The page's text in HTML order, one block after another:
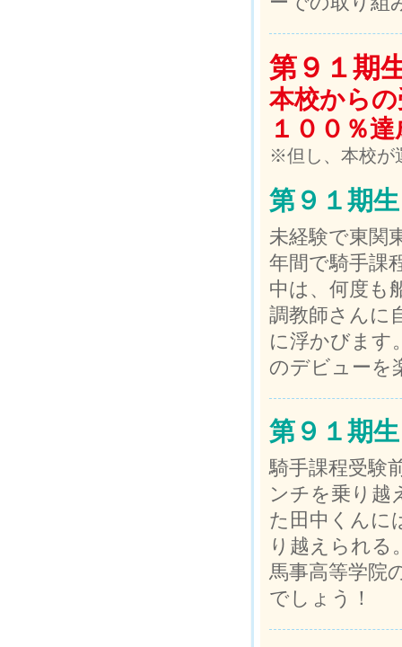
第９１期
本校から
１００％達
※但し、本校が
第９１期生
未経験で東関
年間で騎手課
中は、何度も
調教師さんに
に浮かびます
のデビューを
第９１期生
騎手課程受験
ンチを乗り越
た田中くんに
り越えられる
馬事高等学院
でしょう！